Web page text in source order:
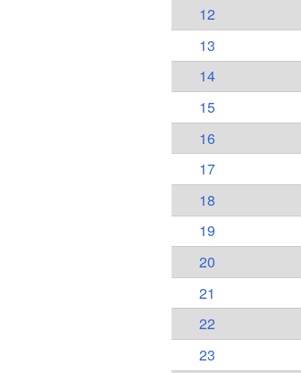
12
13
14
15
16
17
18
19
20
21
22
23